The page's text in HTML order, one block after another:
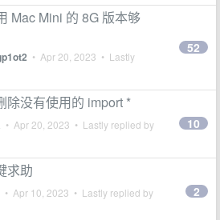
Mac Mini 的 8G 版本够
• Apr 20, 2023 • Lastly
52
除没有使用的 import *
• Apr 20, 2023 • Lastly replied by 10
求助
• Apr 10, 2023 • Lastly replied by 2